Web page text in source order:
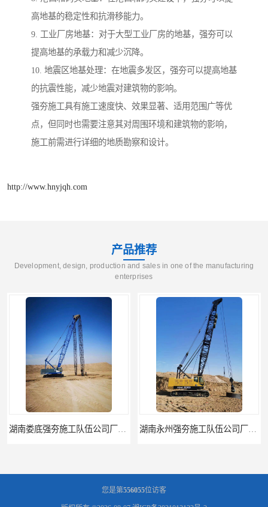
高地基的稳定性和抗滑移能力。
9. 工业厂房地基：对于大型工业厂房的地基，强夯可以
提高地基的承载力和减少沉降。
10. 地震区地基处理：在地震多发区，强夯可以提高地基
的抗震性能，减少地震对建筑物的影响。
强夯施工具有施工速度快、效果显著、适用范围广等优
点，但同时也需要注意其对周围环境和建筑物的影响，
施工前需进行详细的地质勘察和设计。
http://www.hnyjqh.com
产品推荐
Development, design, production and sales in one of the manufacturing
enterprises
湖南娄底强夯施工队伍公司厂房地基强夯施工 湖南永州强夯施工队伍公司厂房地基强夯施工
您是第556055位访客